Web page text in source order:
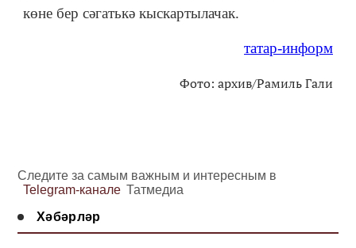
көне бер сәгатькә кыскартылачак.
татар-информ
Фото: архив/Рамиль Гали
Следите за самым важным и интересным в
Telegram-канале Татмедиа
Хәбәрләр